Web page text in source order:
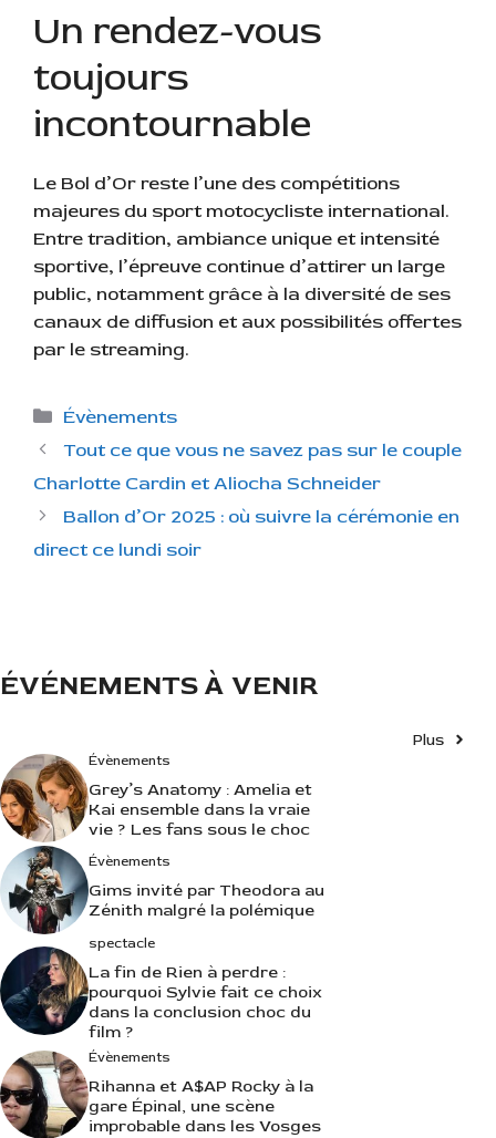
Un rendez-vous
toujours
incontournable
Le Bol d’Or reste l’une des compétitions
majeures du sport motocycliste international.
Entre tradition, ambiance unique et intensité
sportive, l’épreuve continue d’attirer un large
public, notamment grâce à la diversité de ses
canaux de diffusion et aux possibilités offertes
par le streaming.
C
a
é
g
o
Évènements
Tout ce que vous ne savez pas sur le couple
Charlotte Cardin et Aliocha Schneider
Ballon d’Or 2025 : où suivre la cérémonie en
direct ce lundi soir
ÉVÉNEMENTS À VENIR
Plus
Évènements
Grey’s Anatomy : Amelia et
Kai ensemble dans la vraie
vie ? Les fans sous le choc
Évènements
Gims invité par Theodora au
Zénith malgré la polémique
spectacle
La fin de Rien à perdre :
pourquoi Sylvie fait ce choix
dans la conclusion choc du
film ?
Évènements
Rihanna et A$AP Rocky à la
gare Épinal, une scène
improbable dans les Vosges